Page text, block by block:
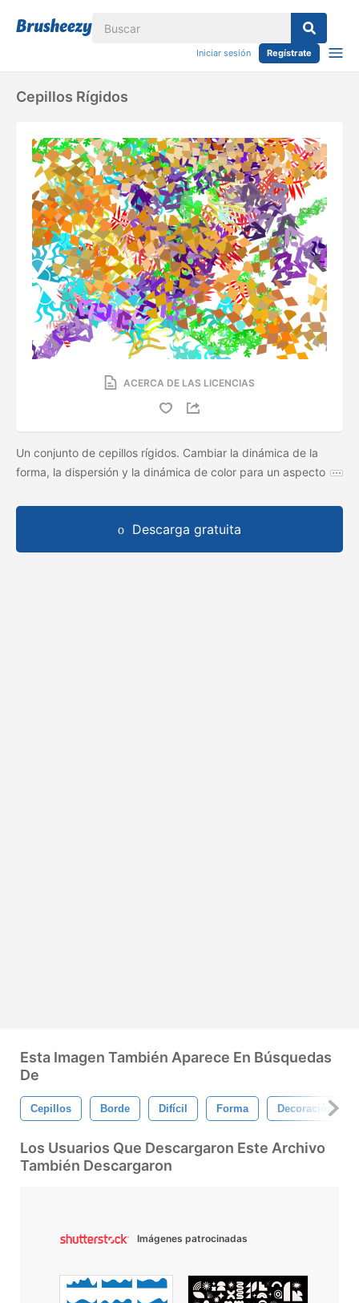
Iniciar sesión Regístrate
Cepillos Rígidos
ACERCA DE LAS LICENCIAS
Un conjunto de cepillos rígidos. Cambiar la dinámica de la
forma, la dispersión y la dinámica de color para un aspecto
Descarga gratuita
Esta Imagen También Aparece En Búsquedas
De
Cepillos Borde Difícil Forma Decoración
Los Usuarios Que Descargaron Este Archivo
También Descargaron
Imágenes patrocinadas